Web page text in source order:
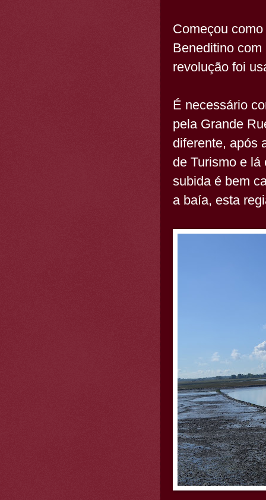
Começou
Beneditino
revolução foi
É necessário
pela Grande
diferente, após
de Turismo e
subida é bem
a baía, esta